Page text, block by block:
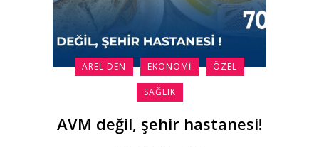
AREL'DEN EKONOMI ÖZEL
SAĞLIK
AVM değil, şehir hastanesi!